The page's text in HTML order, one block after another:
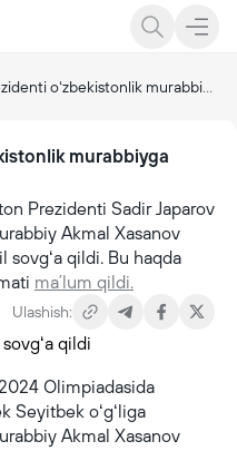
murabbiyga mashina sovgʻa qildi
murabbiyga
Prezidenti Sadir Japarov
Akmal Xasanov
sovgʻa qildi. Bu haqda
maʼlum qildi.
Ulashish:
Olimpiadasida
Seyitbek oʻgʻliga
Akmal Xasanov